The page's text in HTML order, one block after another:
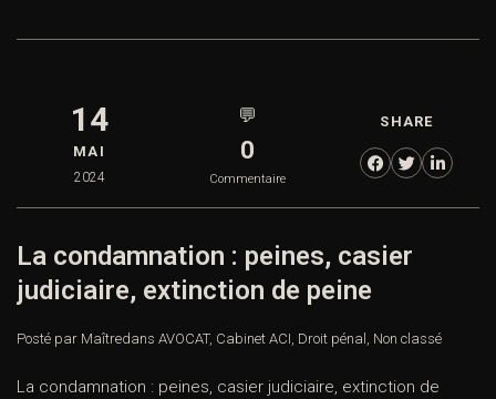
14
MAI
2024
💬
0
Commentaire
SHARE
La condamnation : peines, casier
judiciaire, extinction de peine
Posté par Maîtredans AVOCAT, Cabinet ACI, Droit pénal , Non classé
La condamnation : peines, casier judiciaire, extinction de